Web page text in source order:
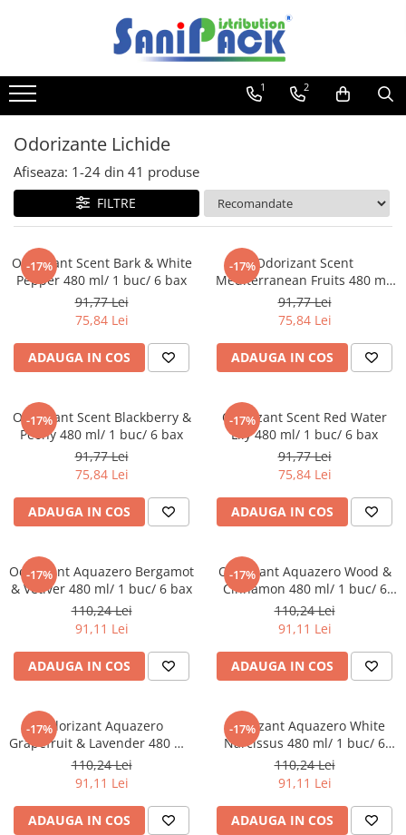
Toate Produsele
Produse de Curatenie
Sapunuri Lichide
Detergenti pentru Rufe
Dozare Manuala
Dozare Automata
Detergenti pentru Vase
Spalare Automata
Spalare Manuala
Detergenti Degresanti
Detergenti Dezincrustanti
Detergenti Pardoseli
Detergenti Universali
Produse pentru Piscina
Detergenti Ultra-Concentrati
Ambalaje si Consumabile
Articole Biodegradabile
Paie
Pungi
Farfurii
Caserole + Capace
Platouri
Articole din Carton
Tavite
1 2
Odorizante Lichide
Afiseaza: 1-24 din 41 produse
FILTRE
-17%
Odorizant Scent Bark & White
Pepper 480 ml/ 1 buc/ 6 bax
91,77 Lei
75,84 Lei
ADAUGA IN COS
-17%Odorizant Scent
Mediterranean Fruits 480 ml/
1 buc/ 6 bax
91,77 Lei
75,84 Lei
ADAUGA IN COS
-17%
Odorizant Scent Blackberry &
Peony 480 ml/ 1 buc/ 6 bax
91,77 Lei
75,84 Lei
ADAUGA IN COS
-17%
Odorizant Scent Red Water
Lily 480 ml/ 1 buc/ 6 bax
91,77 Lei
75,84 Lei
ADAUGA IN COS
-17%
Odorizant Aquazero Bergamot
& Vetiver 480 ml/ 1 buc/ 6 bax
110,24 Lei
91,11 Lei
ADAUGA IN COS
-17%
Odorizant Aquazero Wood &
Cinnamon 480 ml/ 1 buc/ 6
bax
110,24 Lei
91,11 Lei
ADAUGA IN COS
-17%Odorizant Aquazero
Grapefruit & Lavender 480 ml/
1 buc/ 6 bax
110,24 Lei
91,11 Lei
ADAUGA IN COS
-17%
Odorizant Aquazero White
Narcissus 480 ml/ 1 buc/ 6
bax
110,24 Lei
91,11 Lei
ADAUGA IN COS